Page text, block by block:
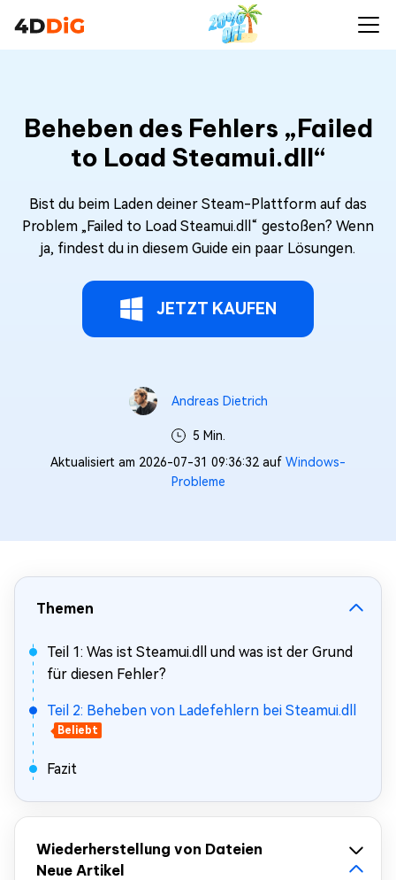
Beheben des Fehlers „Failed
to Load Steamui.dll“
Bist du beim Laden deiner Steam-Plattform auf das
Problem „Failed to Load Steamui.dll“ gestoßen? Wenn
ja, findest du in diesem Guide ein paar Lösungen.
JETZT KAUFEN
Andreas Dietrich
5 Min.
Aktualisiert am 2026-07-31 09:36:32 auf Windows-
Probleme
Themen
Teil 1: Was ist Steamui.dll und was ist der Grund
für diesen Fehler?
Teil 2: Beheben von Ladefehlern bei Steamui.dll
Beliebt
Fazit
Wiederherstellung von Dateien
Neue Artikel